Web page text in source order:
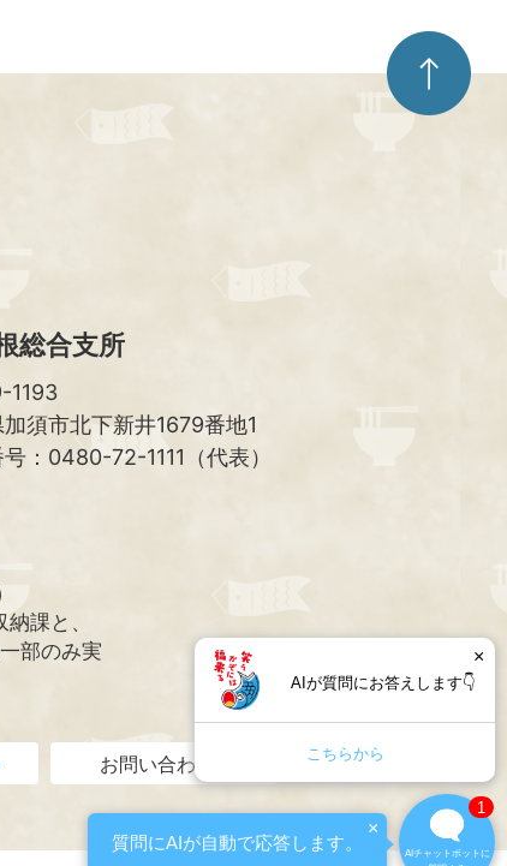
ペ
ー
ジ
総合支所
1193
須市北下新井1679番地1
：0480-72-1111（代表）
課と、
部のみ実
お問い合わせ
AIが質問にお答えします👇
こちらから
×
質問にAIが自動で応答します。
×
AIチャットボットに
1